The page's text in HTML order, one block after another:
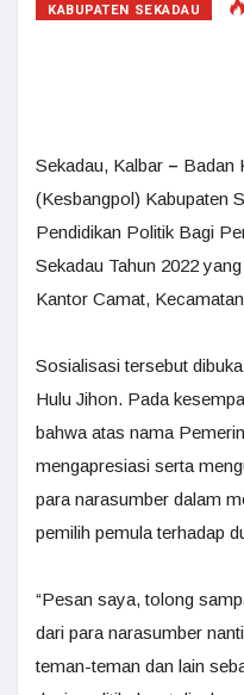
KABUPATEN SEKADAU
Sekadau, Kalbar – Badan
(Kesbangpol) Kabupaten
Pendidikan Politik Bagi
Sekadau Tahun 2022
Kantor Camat,
Sosialisasi tersebut
Hulu Jihon. Pada
bahwa atas nama
mengapresiasi serta
para narasumber dalam
pemilih pemula terhadap
“Pesan saya, tolong
dari para narasumber
teman-teman dan lain